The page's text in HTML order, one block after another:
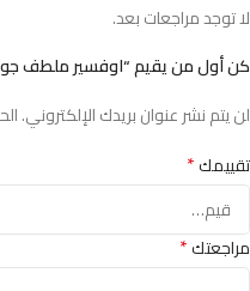
لا توجد مراجعات بعد.
كن أول من يقيم “اوفسير ملطف جو – 300مل من الرحاب للعطور
لن يتم نشر عنوان بريدك الإلكتروني.
تقييمك*
مراجعتك*